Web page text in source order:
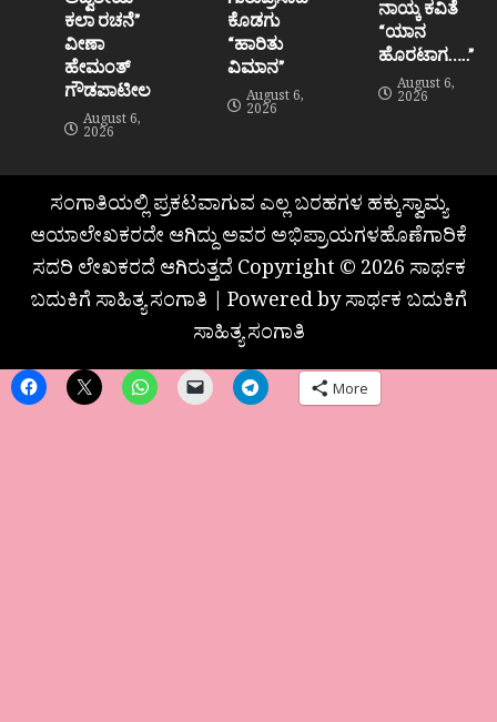
ಕಲಾ ರಚನೆ”‌
ವೀಣಾ
ಹೇಮಂತ್‌
ಗೌಡಪಾಟೀಲ
August 6,
2026
ಕೊಡಗು
“ಹಾರಿತು
ವಿಮಾನ”
August 6,
2026
ನಾಯ್ಕ ಕವಿತೆ
“ಯಾನ
ಹೊರಟಾಗ…..”
August 6,
2026
ಸಂಗಾತಿಯಲ್ಲಿ ಪ್ರಕಟವಾಗುವ ಎಲ್ಲ ಬರಹಗಳ ಹಕ್ಕುಸ್ವಾಮ್ಯ
ಆಯಾಲೇಖಕರದೇ ಆಗಿದ್ದು ಅವರ ಅಭಿಪ್ರಾಯಗಳಹೊಣೆಗಾರಿಕೆ
ಸದರಿ ಲೇಖಕರದೆ ಆಗಿರುತ್ತದೆ Copyright © 2026 ಸಾರ್ಥಕ
ಬದುಕಿಗೆ ಸಾಹಿತ್ಯ ಸಂಗಾತಿ | Powered by ಸಾರ್ಥಕ ಬದುಕಿಗೆ
ಸಾಹಿತ್ಯ ಸಂಗಾತಿ
More